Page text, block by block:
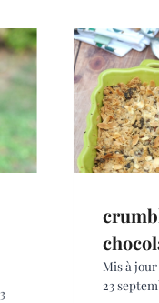
Mis à
23